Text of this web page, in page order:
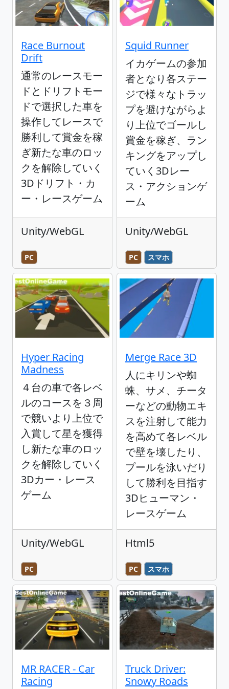
Race Burnout
Drift
通常のレースモー
ドとドリフトモー
ドで選択した車を
操作してレースで
勝利して賞金を稼
ぎ新たな車のロッ
クを解除していく
3Dドリフト・カ
ー・レースゲーム
Unity/WebGL
PC
Squid Runner
イカゲームの参加
者となり各ステー
ジで様々なトラッ
プを避けながらよ
り上位でゴールし
賞金を稼ぎ、ラン
キングをアップし
ていく3Dレー
ス・アクションゲ
ーム
Unity/WebGL
PC スマホ
Hyper Racing
Madness
４台の車で各レベ
ルのコースを３周
で競いより上位で
入賞して星を獲得
し新たな車のロッ
クを解除していく
3Dカー・レース
ゲーム
Unity/WebGL
PC
Merge Race 3D
人にキリンや蜘
蛛、サメ、チータ
ーなどの動物エキ
スを注射して能力
を高めて各レベル
で壁を壊したり、
プールを泳いだり
して勝利を目指す
3Dヒューマン・
レースゲーム
Html5
PC スマホ
MR RACER - Car
Racing
Truck Driver:
Snowy Roads